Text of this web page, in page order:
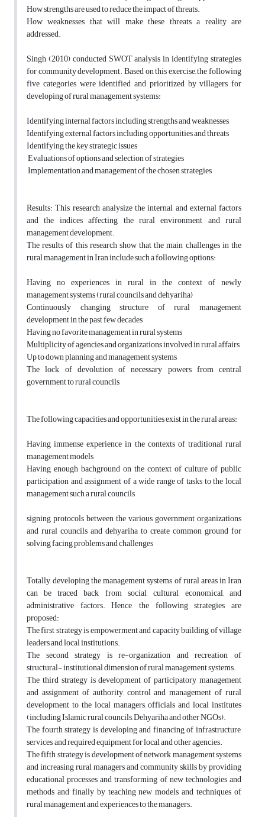
How strengths are used to reduce the impact of threats.
How weaknesses that will make these threats a reality are
addressed.
Singh (2010) conducted SWOT analysis in identifying strategies
for community development. Based on this exercise, the following
five categories were identified and prioritized by villagers for
developing of rural management systems:
Identifying internal factors including strengths and weaknesses
Identifying external factors including opportunities and threats
Identifying the key strategic issues
Evaluations of options and selection of strategies
Implementation and management of the chosen strategies
Results: This research analysize the internal and external factors
and the indices affecting the rural environment and rural
management development.
The results of this research show that the main challenges in the
rural management in Iran include such a following options:
Having no experiences in rural in the context of newly
management systems (rural councils and dehyariha)
Continuously changing structure of rural management
development in the past few decades
Having no favorite management in rural systems
Multiplicity of agencies and organizations involved in rural affairs
Up to down planning and management systems
The lock of devolution of necessary powers from central
government to rural councils
The following capacities and opportunities exist in the rural areas:
Having immense experience in the contexts of traditional rural
management models
Having enough bachground on the context of culture of public
participation and assignment of a wide range of tasks to the local
management such a rural councils
signing protocols between the various government organizations
and rural councils and dehyariha to create common ground for
solving facing problems and challenges
Totally, developing the management systems of rural areas in Iran
can be traced back from social, cultural, economical, and
administrative factors. Hence, the following strategies are
proposed:
The first strategy is empowerment and capacity building of village
leaders and local institutions.
The second strategy is re-organization and recreation of
structural- institutional dimension of rural management systems.
The third strategy is development of participatory management
and assignment of authority, control and management of rural
development to the local managers, officials and local institutes
(including Islamic rural councils, Dehyariha and other NGOs).
The fourth strategy is developing and financing of infrastructure,
services, and required equipment for local and other agencies.
The fifth strategy is development of network management systems
and increasing rural managers and community skills by providing
educational processes and transforming of new technologies and
methods and finally by teaching new models and techniques of
rural management and experiences to the managers.